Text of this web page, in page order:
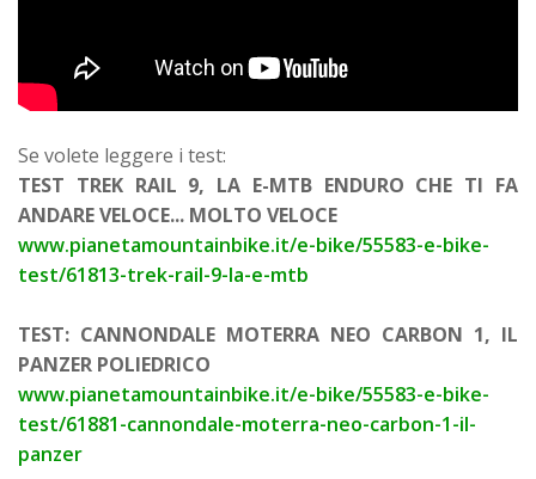
Se volete leggere i test:
TEST TREK RAIL 9, LA E-MTB ENDURO CHE TI FA
ANDARE VELOCE... MOLTO VELOCE
www.pianetamountainbike.it/e-bike/55583-e-bike-
test/61813-trek-rail-9-la-e-mtb
TEST: CANNONDALE MOTERRA NEO CARBON 1, IL
PANZER POLIEDRICO
www.pianetamountainbike.it/e-bike/55583-e-bike-
test/61881-cannondale-moterra-neo-carbon-1-il-
panzer